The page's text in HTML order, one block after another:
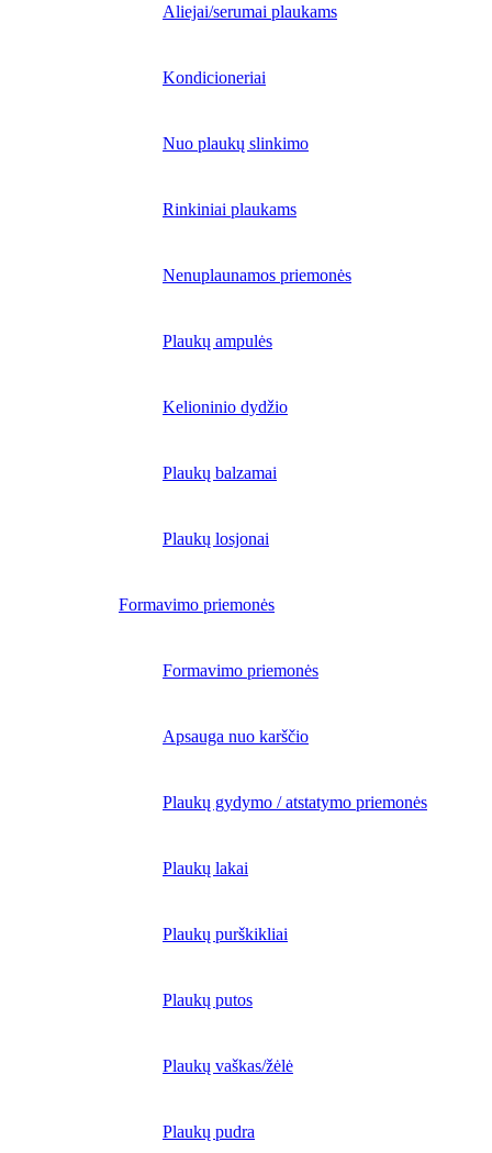
Aliejai/serumai plaukams
Kondicioneriai
Nuo plaukų slinkimo
Rinkiniai plaukams
Nenuplaunamos priemonės
Plaukų ampulės
Kelioninio dydžio
Plaukų balzamai
Plaukų losjonai
Formavimo priemonės
Formavimo priemonės
Apsauga nuo karščio
Plaukų gydymo / atstatymo priemonės
Plaukų lakai
Plaukų purškikliai
Plaukų putos
Plaukų vaškas/žėlė
Plaukų pudra